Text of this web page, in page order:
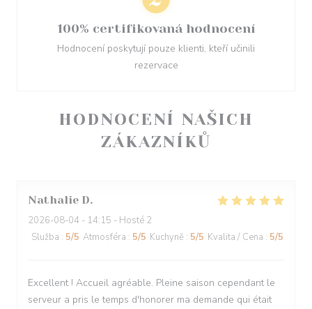
HODNOCENÍ NAŠICH
ZÁKAZNÍKŮ
Nathalie D
2026-08-04 - 14:15 - Hosté 2
Služba : 5/5 Atmosféra : 5/5 Kuchyně : 5/5 Kvalita / Cena : 5/5
Excellent ! Accueil agréable. Pleine saison cependant le
serveur a pris le temps d'honorer ma demande qui était
100% certifikovaná hodnocení
Hodnocení poskytují pouze klienti, kteří učinili
rezervace